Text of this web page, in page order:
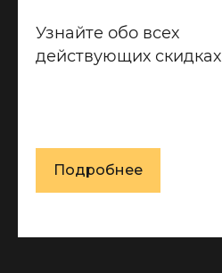
Узнайте обо всех
действующих скидках
Подробнее